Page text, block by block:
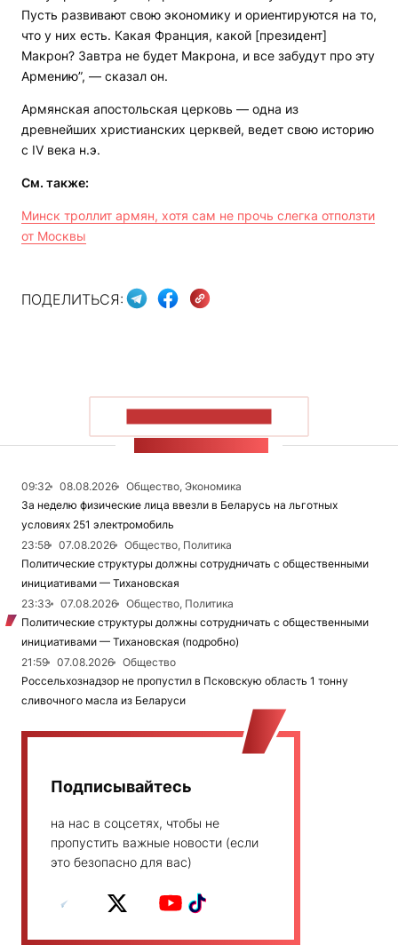
Пусть развивают свою экономику и ориентируются на то,
что у них есть. Какая Франция, какой [президент]
Макрон? Завтра не будет Макрона, и все забудут про эту
Армению”, — сказал он.
Армянская апостольская церковь — одна из
древнейших христианских церквей, ведет свою историю
с IV века н.э.
См. также:
Минск троллит армян, хотя сам не прочь слегка отползти
от Москвы
ПОДЕЛИТЬСЯ:
09:32 08.08.2026
Общество, Экономика
За неделю физические лица ввезли в Беларусь на льготных
условиях 251 электромобиль
23:58
07.08.2026
Общество, Политика
Политические структуры должны сотрудничать с общественными
инициативами — Тихановская
23:33
07.08.2026
Общество, Политика
Политические структуры должны сотрудничать с общественными
инициативами — Тихановская (подробно)
21:59
07.08.2026
Общество
Россельхознадзор не пропустил в Псковскую область 1 тонну
сливочного масла из Беларуси
Подписывайтесь
на нас в соцсетях, чтобы не
пропустить важные новости (если
это безопасно для вас)